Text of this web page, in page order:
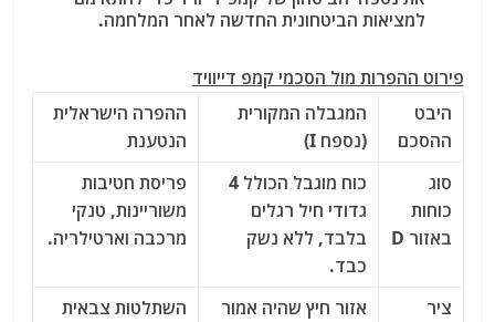
למציאות הביטחונית החדשה לאחר המלחמה.
פירוט ההפרות מול הסכמי קמפ דייוויד
היבט
ההסכם
המגבלה המקורית
(נספח I)
ההפרה הישראלית
הנטענת
סוג
כוחות
באזור D
כוח מוגבל הכולל 4
גדודי חיל רגלים
בלבד, ללא נשק
כבד.
פריסת חטיבות
משוריינות, טנקי
מרכבה וארטילריה.
ציר
אזור חיץ שהיה אמור
השתלטות צבאית